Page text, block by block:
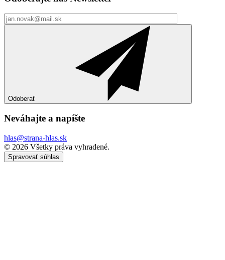
Odoberať
Neváhajte a napíšte
hlas@strana-hlas.sk
©️ 2026 Všetky práva vyhradené.
Spravovať súhlas